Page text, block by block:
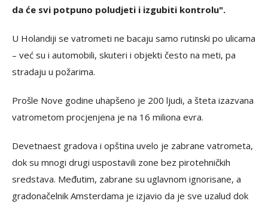
da će svi potpuno poludjeti i izgubiti kontrolu".
U Holandiji se vatrometi ne bacaju samo rutinski po ulicama
– već su i automobili, skuteri i objekti često na meti, pa
stradaju u požarima.
Prošle Nove godine uhapšeno je 200 ljudi, a šteta izazvana
vatrometom procjenjena je na 16 miliona evra.
Devetnaest gradova i opština uvelo je zabrane vatrometa,
dok su mnogi drugi uspostavili zone bez pirotehničkih
sredstava. Međutim, zabrane su uglavnom ignorisane, a
gradonačelnik Amsterdama je izjavio da je sve uzalud dok